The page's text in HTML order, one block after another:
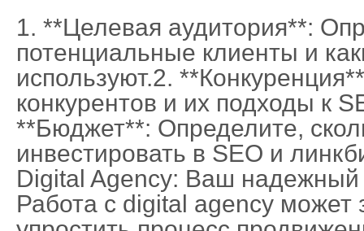
1. **Целевая аудитория**:
потенциальные клиенты и
используют.2.
конкурентов и их подходы к
**Бюджет**: Определите,
инвестировать в SEO и
Digital Agency: Ваш надежный
Работа с digital agency может